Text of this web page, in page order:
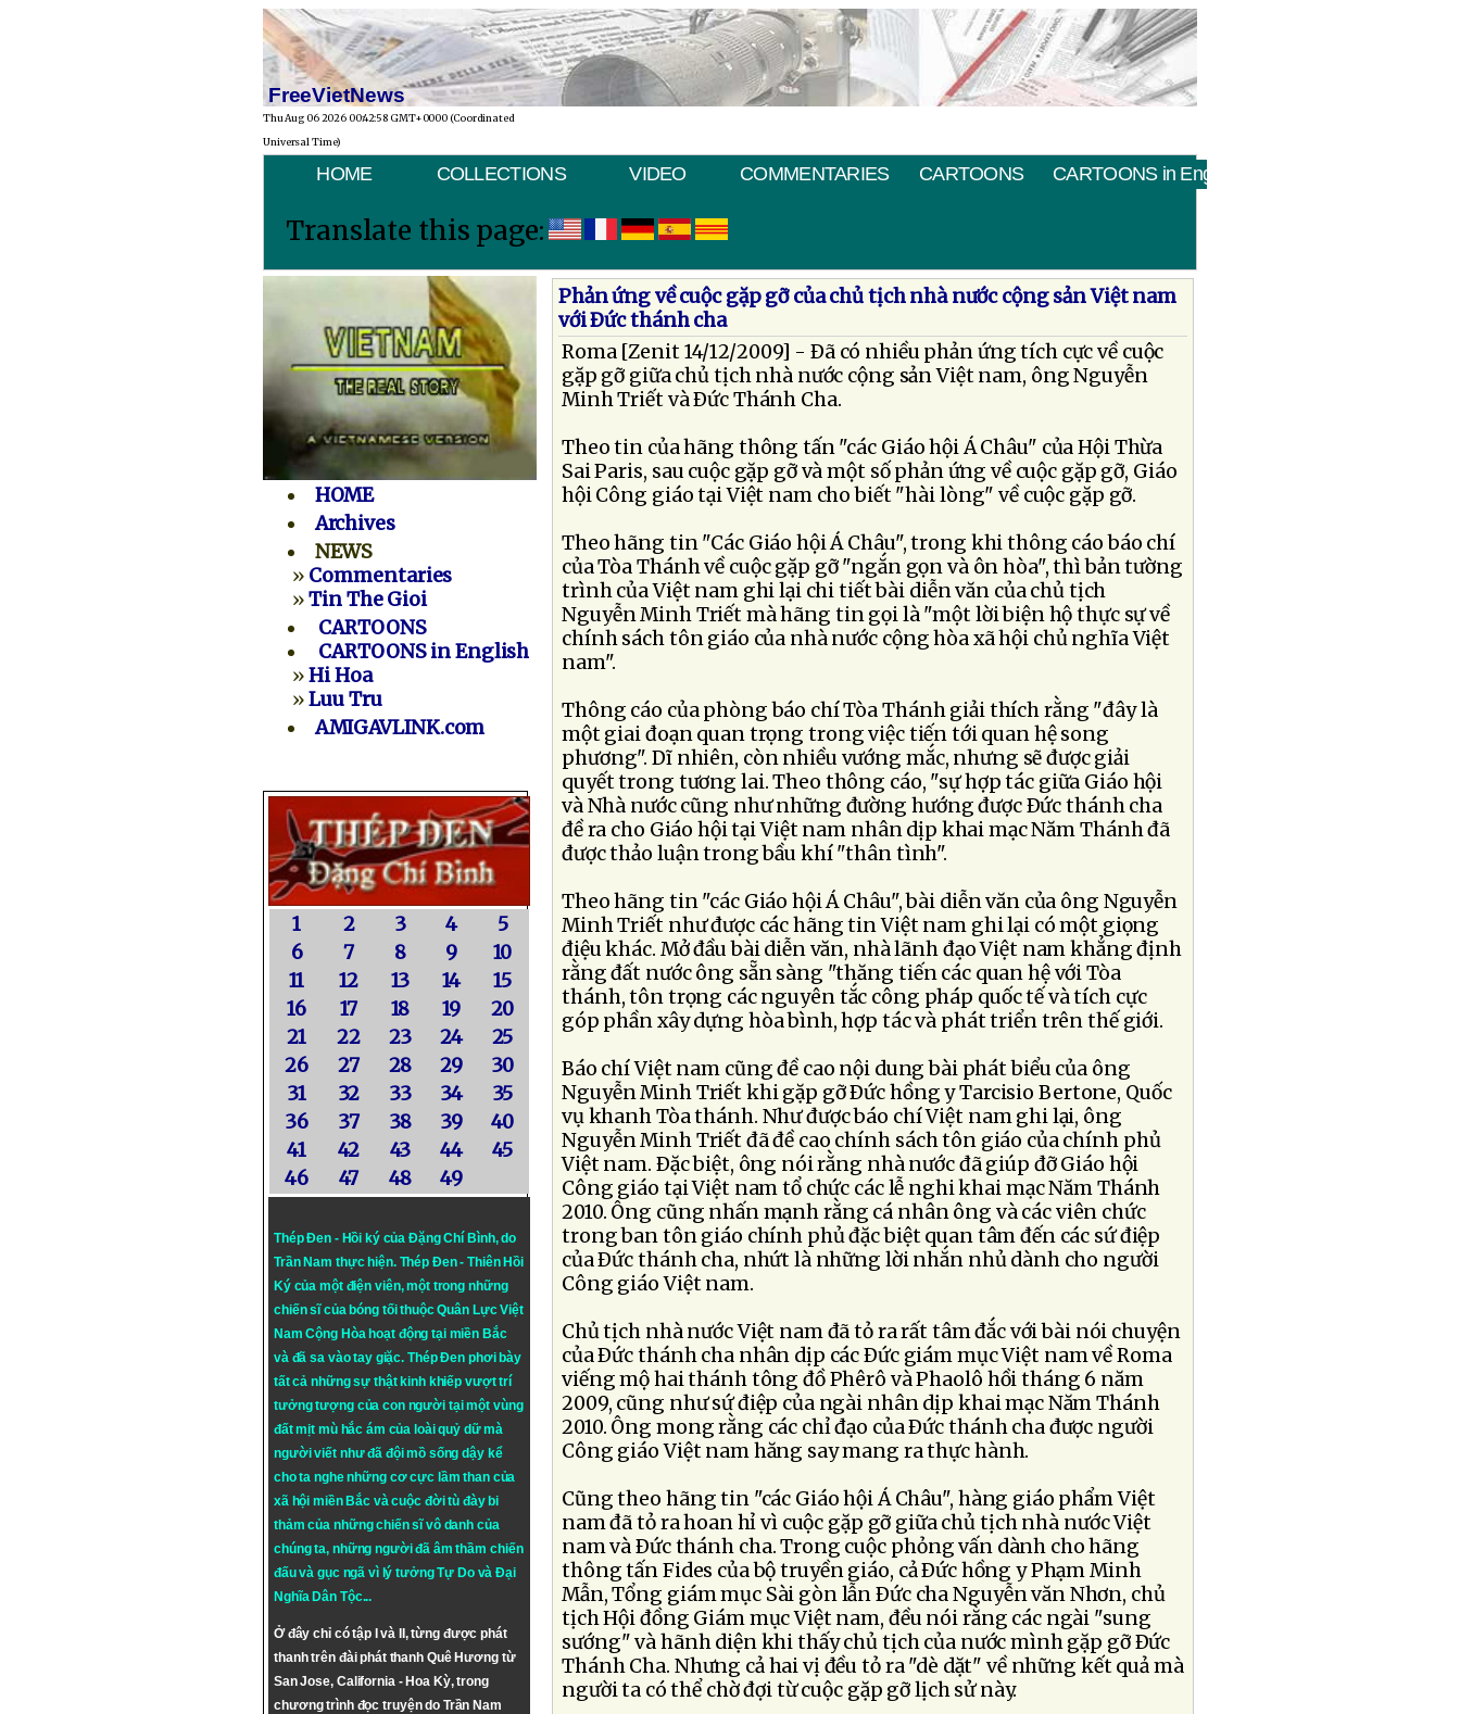
FreeVietNews
Thu Aug 06 2026 00:42:58 GMT+0000 (Coordinated
Universal Time)
HOME COLLECTIONS VIDEO COMMENTARIES CARTOONS CARTOONS in English
Translate this page:
HOME
Archives
NEWS
» Commentaries
»Tin The Gioi
CARTOONS
CARTOONS in English
»Hi Hoa
»Luu Tru
AMIGAVLINK.com
1 2 3 4
5
6
7 8 9
10
11
12 13 14
15
16
17 18 19
20
21
22 23 24
25
26
27 28 29
30
31
32 33 34
35
36
37 38 39
40
41
42 43 44
45
46
47 48 49
Thép Đen - Hồi ký của Đặng Chí Bình, do
Trần Nam thực hiện. Thép Đen- Thiên Hồi
Ký của một điện viên, một trong những
chiến sĩ của bóng tối thuộc Quân Lực Việt
Nam Cộng Hòa hoạt động tại miền Bắc
và đã sa vào tay giặc. Thép Đen phơi bày
tất cả những sự thật kinh khiếp vượt trí
tưởng tượng của con người tại một vùng
đất mịt mù hắc ám của loài quỷ dữ mà
người viết như đã đội mồ sống dậy kể
cho ta nghe những cơ cực lầm than của
xã hội miền Bắc và cuộc đời tù đày bi
thảm của những chiến sĩ vô danh của
chúng ta, những người đã âm thầm chiến
đấu và gục ngã vì lý tưởngTự DovàĐại
Nghĩa Dân Tộc...
Ở đây chỉ có tập I và II, từng được phát
thanh trên đài phát thanh Quê Hương từ
San Jose, California - Hoa Kỳ, trong
chương trình đọc truyện do Trần Nam
Phản ứng về cuộc gặp gỡ của chủ tịch nhà nước cộng sản Việt nam
với Ðức thánh cha
Roma [Zenit 14/12/2009] - Ðã có nhiều phản ứng tích cực về cuộc
gặp gỡ giữa chủ tịch nhà nước cộng sản Việt nam, ông Nguyễn
Minh Triết và Ðức Thánh Cha.
Theo tin của hãng thông tấn "các Giáo hội Á Châu" của Hội Thừa
Sai Paris, sau cuộc gặp gỡ và một số phản ứng về cuộc gặp gỡ, Giáo
hội Công giáo tại Việt nam cho biết "hài lòng" về cuộc gặp gỡ.
Theo hãng tin "Các Giáo hội Á Châu", trong khi thông cáo báo chí
của Tòa Thánh về cuộc gặp gỡ "ngắn gọn và ôn hòa", thì bản tường
trình của Việt nam ghi lại chi tiết bài diễn văn của chủ tịch
Nguyễn Minh Triết mà hãng tin gọi là "một lời biện hộ thực sự về
chính sách tôn giáo của nhà nước cộng hòa xã hội chủ nghĩa Việt
nam".
Thông cáo của phòng báo chí Tòa Thánh giải thích rằng "đây là
một giai đoạn quan trọng trong việc tiến tới quan hệ song
phương". Dĩ nhiên, còn nhiều vướng mắc, nhưng sẽ được giải
quyết trong tương lai. Theo thông cáo, "sự hợp tác giữa Giáo hội
và Nhà nước cũng như những đường hướng được Ðức thánh cha
đề ra cho Giáo hội tại Việt nam nhân dịp khai mạc Năm Thánh đã
được thảo luận trong bầu khí "thân tình".
Theo hãng tin "các Giáo hội Á Châu", bài diễn văn của ông Nguyễn
Minh Triết như được các hãng tin Việt nam ghi lại có một giọng
điệu khác. Mở đầu bài diễn văn, nhà lãnh đạo Việt nam khẳng định
rằng đất nước ông sẵn sàng "thăng tiến các quan hệ với Tòa
thánh, tôn trọng các nguyên tắc công pháp quốc tế và tích cực
góp phần xây dựng hòa bình, hợp tác và phát triển trên thế giới.
Báo chí Việt nam cũng đề cao nội dung bài phát biểu của ông
Nguyễn Minh Triết khi gặp gỡ Ðức hồng y Tarcisio Bertone, Quốc
vụ khanh Tòa thánh. Như được báo chí Việt nam ghi lại, ông
Nguyễn Minh Triết đã đề cao chính sách tôn giáo của chính phủ
Việt nam. Ðặc biệt, ông nói rằng nhà nước đã giúp đỡ Giáo hội
Công giáo tại Việt nam tổ chức các lễ nghi khai mạc Năm Thánh
2010. Ông cũng nhấn mạnh rằng cá nhân ông và các viên chức
trong ban tôn giáo chính phủ đặc biệt quan tâm đến các sứ điệp
của Ðức thánh cha, nhứt là những lời nhắn nhủ dành cho người
Công giáo Việt nam.
Chủ tịch nhà nước Việt nam đã tỏ ra rất tâm đắc với bài nói chuyện
của Ðức thánh cha nhân dịp các Ðức giám mục Việt nam về Roma
viếng mộ hai thánh tông đồ Phêrô và Phaolô hồi tháng 6 năm
2009, cũng như sứ điệp của ngài nhân dịp khai mạc Năm Thánh
2010. Ông mong rằng các chỉ đạo của Ðức thánh cha được người
Công giáo Việt nam hăng say mang ra thực hành.
Cũng theo hãng tin "các Giáo hội Á Châu", hàng giáo phẩm Việt
nam đã tỏ ra hoan hỉ vì cuộc gặp gỡ giữa chủ tịch nhà nước Việt
nam và Ðức thánh cha. Trong cuộc phỏng vấn dành cho hãng
thông tấn Fides của bộ truyền giáo, cả Ðức hồng y Phạm Minh
Mẫn, Tổng giám mục Sài gòn lẫn Ðức cha Nguyễn văn Nhơn, chủ
tịch Hội đồng Giám mục Việt nam, đều nói rằng các ngài "sung
sướng" và hãnh diện khi thấy chủ tịch của nước mình gặp gỡ Ðức
Thánh Cha. Nhưng cả hai vị đều tỏ ra "dè dặt" về những kết quả mà
người ta có thể chờ đợi từ cuộc gặp gỡ lịch sử này.